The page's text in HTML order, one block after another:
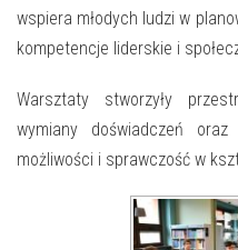
wspiera młodych ludzi w
kompetencje liderskie i
Warsztaty stworzyły
wymiany doświadczeń
możliwości i sprawczość w